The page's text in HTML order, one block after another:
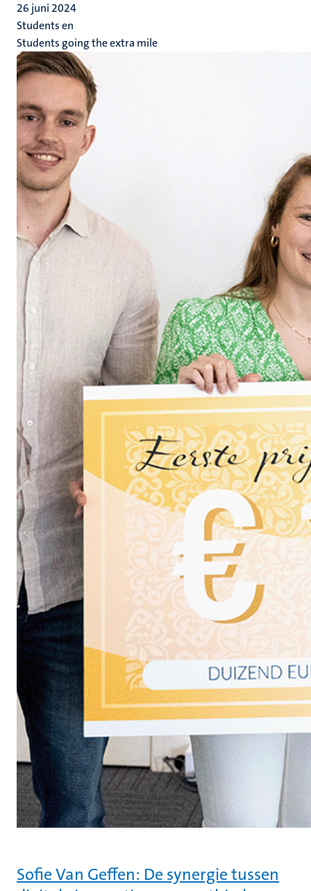
26 juni 2024
Students en
Students going the extra mile
Sofie Van Geffen: De synergie tussen